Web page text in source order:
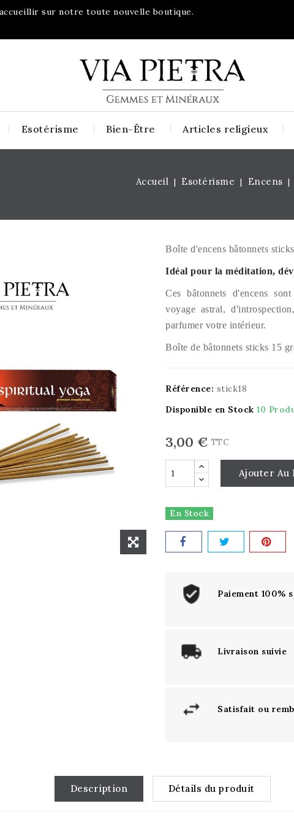
sur notre toute nouvelle boutique.
Esotérisme Bien-Être Articles religieux
Accueil Esotérisme Encens
Boîte d'encens bâtonnets
Idéal pour la méditation,
Ces bâtonnets d'encens
voyage astral,
parfumer votre intérieur.
Boîte de bâtonnets sticks 15
Référence: stick18
Disponible en Stock 10
3,00 € TTC
Ajouter Au
En Stock
Paiement 100%
Livraison suivie
Satisfait ou
Description Détails du produit